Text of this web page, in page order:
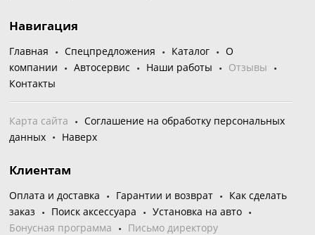
Навигация
Главная Спецпредложения Каталог
О
компании
Автосервис Наши работы
Отзывы
Контакты
Карта сайта
Соглашение на обработку персональных
данных
Наверх
Клиентам
Оплата и доставка Гарантии и возврат
Как сделать
заказ
Поиск аксессуара
Установка на авто
Бонусная программа
Письмо директору